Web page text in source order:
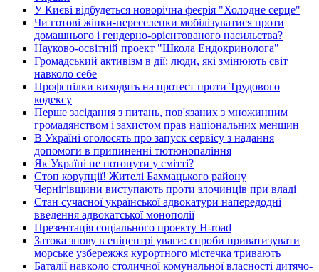
У Києві відбудеться новорічна феєрія "Холодне серце"
Чи готові жінки-переселенки мобілізуватися проти
домашнього і гендерно-орієнтованого насильства?
Науково-освітній проект "Школа Ендокринолога"
Громадський активізм в дії: люди, які змінюють світ
навколо себе
Профспілки виходять на протест проти Трудового
кодексу
Перше засідання з питань, пов'язаних з множинним
громадянством і захистом прав національних меншин
В Україні оголосять про запуск сервісу з надання
допомоги в припиненні тютюнопаління
Як Україні не потонути у смітті?
Стоп корупції! Жителі Бахмацького району
Чернігівщини виступають проти злочинців при владі
Стан сучасної української адвокатури напередодні
введення адвокатської монополії
Презентація соціального проекту H-road
Затока знову в епіцентрі уваги: спроби приватизувати
морське узбережжя курортного містечка тривають
Баталії навколо столичної комунальної власності дитячо-